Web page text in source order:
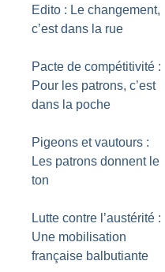
Edito : Le changement,
c’est dans la rue
Pacte de compétitivité :
Pour les patrons, c’est
dans la poche
Pigeons et vautours :
Les patrons donnent le
ton
Lutte contre l’austérité :
Une mobilisation
française balbutiante